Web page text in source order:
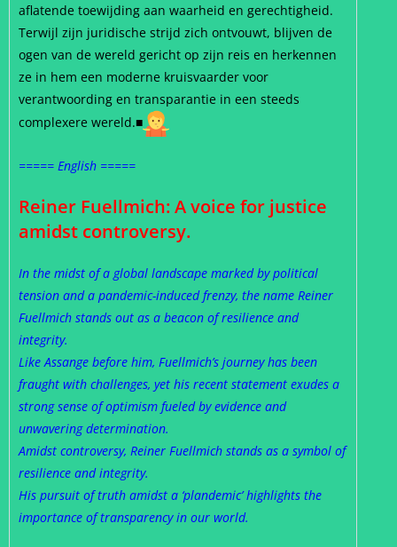
aflatende toewijding aan waarheid en gerechtigheid.
Terwijl zijn juridische strijd zich ontvouwt, blijven de
ogen van de wereld gericht op zijn reis en herkennen
ze in hem een moderne kruisvaarder voor
verantwoording en transparantie in een steeds
complexere wereld.■
===== English =====
Reiner Fuellmich: A voice for justice
amidst controversy.
In the midst of a global landscape marked by political
tension and a pandemic-induced frenzy, the name Reiner
Fuellmich stands out as a beacon of resilience and
integrity.
Like Assange before him, Fuellmich’s journey has been
fraught with challenges, yet his recent statement exudes a
strong sense of optimism fueled by evidence and
unwavering determination.
Amidst controversy, Reiner Fuellmich stands as a symbol of
resilience and integrity.
His pursuit of truth amidst a ‘plandemic’ highlights the
importance of transparency in our world.